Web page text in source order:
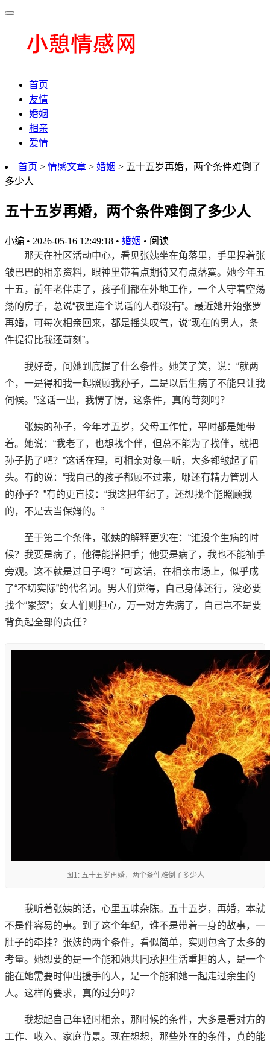
首页
友情
婚姻
相亲
爱情
首页 > 情感文章 > 婚姻 > 五十五岁再婚，两个条件难倒了
多少人
五十五岁再婚，两个条件难倒了多少人
小编 • 2026-05-16 12:49:18 • 婚姻 • 阅读
那天在社区活动中心，看见张姨坐在角落里，手里捏着张
皱巴巴的相亲资料，眼神里带着点期待又有点落寞。她今年五
十五，前年老伴走了，孩子们都在外地工作，一个人守着空荡
荡的房子，总说“夜里连个说话的人都没有”。最近她开始张罗
再婚，可每次相亲回来，都是摇头叹气，说“现在的男人，条
件提得比我还苛刻”。
我好奇，问她到底提了什么条件。她笑了笑，说：“就两
个，一是得和我一起照顾我孙子，二是以后生病了不能只让我
伺候。”这话一出，我愣了愣，这条件，真的苛刻吗？
张姨的孙子，今年才五岁，父母工作忙，平时都是她带
着。她说：“我老了，也想找个伴，但总不能为了找伴，就把
孙子扔了吧？”这话在理，可相亲对象一听，大多都皱起了眉
头。有的说：“我自己的孩子都顾不过来，哪还有精力管别人
的孙子？”有的更直接：“我这把年纪了，还想找个能照顾我
的，不是去当保姆的。”
至于第二个条件，张姨的解释更实在：“谁没个生病的时
候？我要是病了，他得能搭把手；他要是病了，我也不能袖手
旁观。这不就是过日子吗？”可这话，在相亲市场上，似乎成
了“不切实际”的代名词。男人们觉得，自己身体还行，没必要
找个“累赘”；女人们则担心，万一对方先病了，自己岂不是要
背负起全部的责任？
图1: 五十五岁再婚，两个条件难倒了多少人
我听着张姨的话，心里五味杂陈。五十五岁，再婚，本就
不是件容易的事。到了这个年纪，谁不是带着一身的故事，一
肚子的牵挂？张姨的两个条件，看似简单，实则包含了太多的
考量。她想要的是一个能和她共同承担生活重担的人，是一个
能在她需要时伸出援手的人，是一个能和她一起走过余生的
人。这样的要求，真的过分吗？
我想起自己年轻时相亲，那时候的条件，大多是看对方的
工作、收入、家庭背景。现在想想，那些外在的条件，真的能